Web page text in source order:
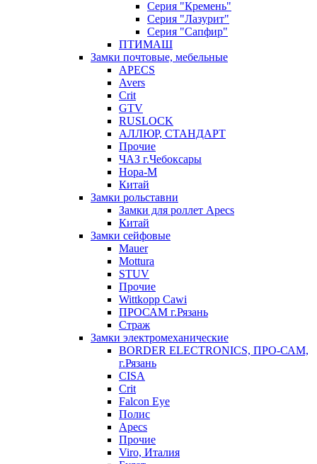
Серия "Кремень"
Серия "Лазурит"
Серия "Сапфир"
ПТИМАШ
Замки почтовые, мебельные
APECS
Avers
Crit
GTV
RUSLOCK
АЛЛЮР, СТАНДАРТ
Прочие
ЧАЗ г.Чебоксары
Нора-М
Китай
Замки рольставни
Замки для роллет Apecs
Китай
Замки сейфовые
Mauer
Mottura
STUV
Прочие
Wittkopp Cawi
ПРОСАМ г.Рязань
Страж
Замки электромеханические
BORDER ELECTRONICS, ПРО-САМ,
г.Рязань
CISA
Crit
Falcon Eye
Полис
Apecs
Прочие
Viro, Италия